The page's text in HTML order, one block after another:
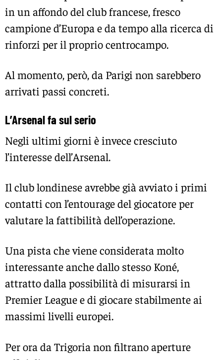
in un affondo del club francese, fresco
campione d’Europa e da tempo alla ricerca di
rinforzi per il proprio centrocampo.
Al momento, però, da Parigi non sarebbero
arrivati passi concreti.
L’Arsenal fa sul serio
Negli ultimi giorni è invece cresciuto
l’interesse dell’Arsenal.
Il club londinese avrebbe già avviato i primi
contatti con l’entourage del giocatore per
valutare la fattibilità dell’operazione.
Una pista che viene considerata molto
interessante anche dallo stesso Koné,
attratto dalla possibilità di misurarsi in
Premier League e di giocare stabilmente ai
massimi livelli europei.
Per ora da Trigoria non filtrano aperture